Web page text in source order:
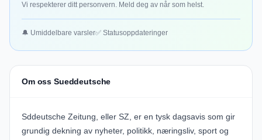
Vi respekterer ditt personvern. Meld deg av når som helst.
🔔 Umiddelbare varsler✅ Statusoppdateringer
Om oss Sueddeutsche
Sddeutsche Zeitung, eller SZ, er en tysk dagsavis som gir
grundig dekning av nyheter, politikk, næringsliv, sport og